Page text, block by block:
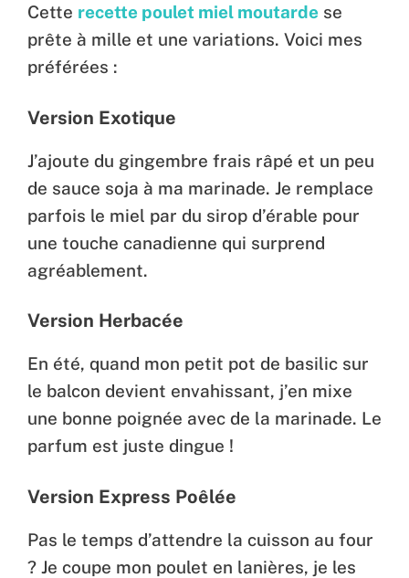
Cette recette poulet miel moutarde se
prête à mille et une variations. Voici mes
préférées :
Version Exotique
J’ajoute du gingembre frais râpé et un peu
de sauce soja à ma marinade. Je remplace
parfois le miel par du sirop d’érable pour
une touche canadienne qui surprend
agréablement.
Version Herbacée
En été, quand mon petit pot de basilic sur
le balcon devient envahissant, j’en mixe
une bonne poignée avec de la marinade. Le
parfum est juste dingue !
Version Express Poêlée
Pas le temps d’attendre la cuisson au four
? Je coupe mon poulet en lanières, je les